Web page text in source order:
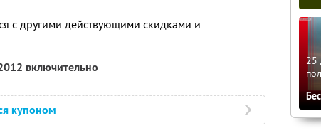
с другими действующими скидками и
включительно
купоном
25